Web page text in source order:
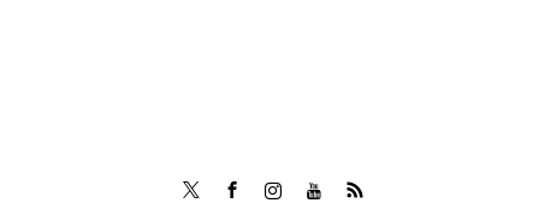
InstagramTumblr RSS